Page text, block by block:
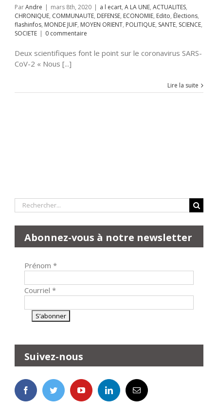
ParAndre | mars 8th, 2020 | a l ecart, A LA UNE, ACTUALITES,
CHRONIQUE, COMMUNAUTE, DEFENSE, ECONOMIE, Edito, Élections,
flashinfos, MONDE JUIF, MOYEN ORIENT, POLITIQUE, SANTE, SCIENCE,
SOCIETE | 0 commentaire
Deux scientifiques font le point sur le coronavirus SARS-
CoV-2 « Nous [...]
Lire la suite
Rechercher:
Abonnez-vous à notre newsletter
Prénom *
Courriel *
Suivez-nous